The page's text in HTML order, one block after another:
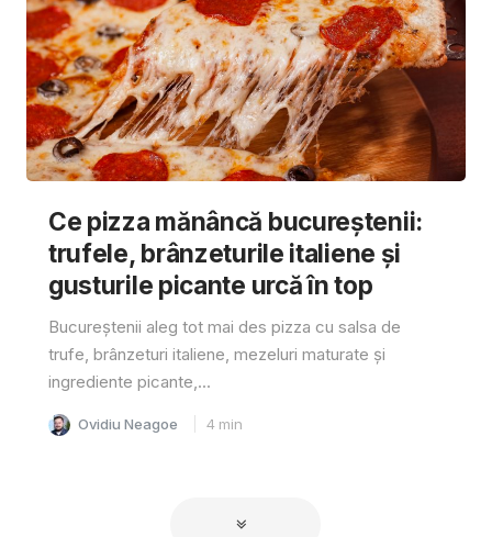
Ce pizza mănâncă bucureștenii:
trufele, brânzeturile italiene și
gusturile picante urcă în top
Bucureștenii aleg tot mai des pizza cu salsa de
trufe, brânzeturi italiene, mezeluri maturate și
ingrediente picante,...
Ovidiu Neagoe 4 min